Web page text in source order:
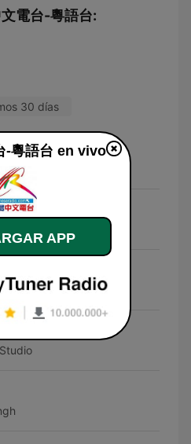
電台-粵語台:
30 días
-粵語台 en vivo
APP